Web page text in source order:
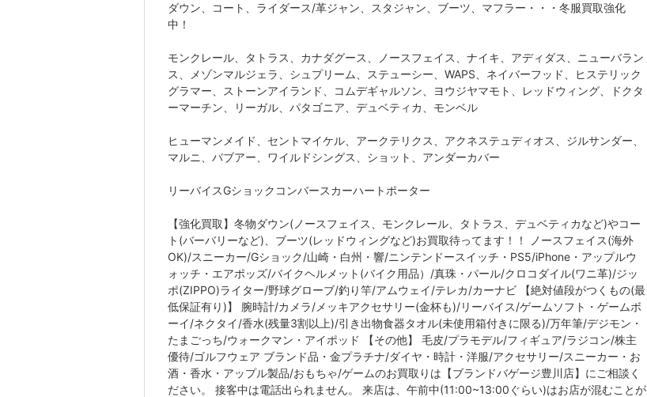
ダウン、コート、ライダース/革ジャン、スタジャン、ブーツ、マフラー・・・冬服買取強化
中！
モンクレール、タトラス、カナダグース、ノースフェイス、ナイキ、アディダス、ニューバラン
ス、メゾンマルジェラ、シュプリーム、ステューシー、WAPS、ネイバーフッド、ヒステリック
グラマー、ストーンアイランド、コムデギャルソン、ヨウジヤマモト、レッドウィング、ドクタ
ーマーチン、リーガル、パタゴニア、デュベティカ、モンベル
ヒューマンメイド、セントマイケル、アークテリクス、アクネステュディオス、ジルサンダー、
マルニ、バブアー、ワイルドシングス、ショット、アンダーカバー
リーバイスGショックコンバースカーハートポーター
【強化買取】冬物ダウン(ノースフェイス、モンクレール、タトラス、デュベティカなど)やコー
ト(バーバリーなど)、ブーツ(レッドウィングなど)お買取待ってます！！ ノースフェイス(海外
OK)/スニーカー/Gショック/山崎・白州・響/ニンテンドースイッチ・PS5/iPhone・アップルウ
ォッチ・エアポッズ/バイクヘルメット(バイク用品）/真珠・パール/クロコダイル(ワニ革)/ジッ
ポ(ZIPPO)ライター/野球グローブ/釣り竿/アムウェイ/テレカ/カーナビ 【絶対値段がつくもの(最
低保証有り)】 腕時計/カメラ/メッキアクセサリー(金杯も)/リーバイス/ゲームソフト・ゲームボ
ーイ/ネクタイ/香水(残量3割以上)/引き出物食器タオル(未使用箱付きに限る)/万年筆/デジモン・
たまごっち/ウォークマン・アイポッド 【その他】 毛皮/プラモデル/フィギュア/ラジコン/株主
優待/ゴルフウェア ブランド品・金プラチナ/ダイヤ・時計・洋服/アクセサリー/スニーカー・お
酒・香水・アップル製品/おもちゃ/ゲームのお買取りは【ブランドバゲージ豊川店】にご相談く
ださい。 接客中は電話出られません。 来店は、午前中(11:00~13:00ぐらい)はお店が混むことが